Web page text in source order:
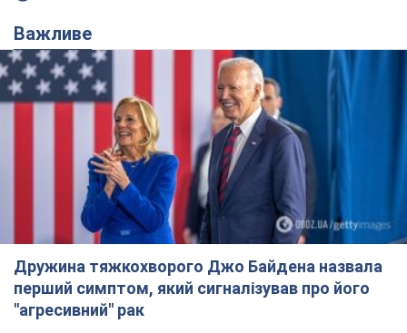
Важливе
Дружина тяжкохворого Джо Байдена назвала
перший симптом, який сигналізував про його
"агресивний" рак